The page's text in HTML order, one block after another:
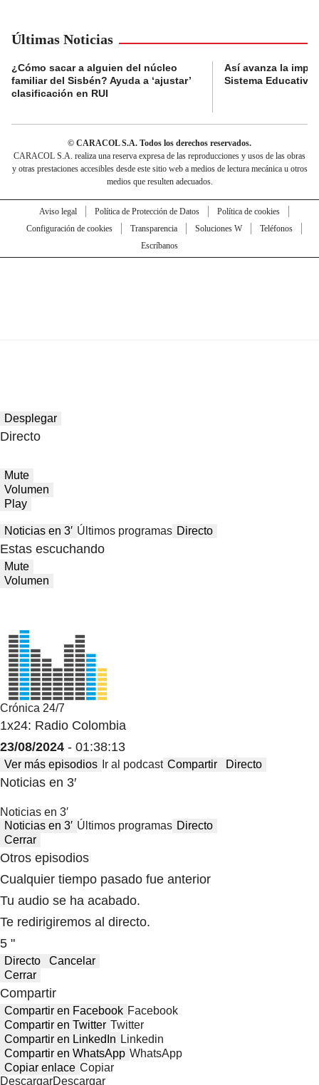
Últimas Noticias
¿Cómo sacar a alguien del núcleo
familiar del Sisbén? Ayuda a ‘ajustar’
clasificación en RUI
Así avanza la
Sistema Educativo
© CARACOL S.A. Todos los derechos reservados.
CARACOL S.A. realiza una reserva expresa de las reproducciones y usos de las obras
y otras prestaciones accesibles desde este sitio web a medios de lectura mecánica u otros
medios que resulten adecuados.
Aviso legal Política de Protección de Datos
Política de cookies
Configuración de cookies
Transparencia Soluciones W
Teléfonos
Escríbanos
Desplegar
Directo
Mute
Volumen
Play
Noticias en 3′ Últimos programas Directo
Estas escuchando
Mute
Volumen
Crónica 24/7
1x24: Radio Colombia
23/08/2024 - 01:38:13
Ver más episodios Ir al podcast Compartir Directo
Noticias en 3′
Noticias en 3′
Noticias en 3′ Últimos programas Directo
Cerrar
Otros episodios
Cualquier tiempo pasado fue anterior
Tu audio se ha acabado.
Te redirigiremos al directo.
5 "
Directo
Cancelar
Cerrar
Compartir
Compartir en Facebook Facebook
Compartir en Twitter Twitter
Compartir en LinkedIn Linkedin
Compartir en WhatsApp WhatsApp
Copiar enlace Copiar
DescargarDescargar